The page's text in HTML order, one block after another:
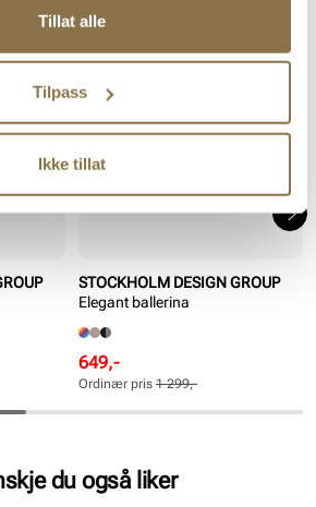
Tillat alle
Tilpass
Ikke tillat
STOCKHOLM DESIGN GROUP
Elegant ballerina
Rabattert
pris
Pris
649,-
Ordinær
pris
Pris
Ordinær pris 1 299,-
SALG
du også liker